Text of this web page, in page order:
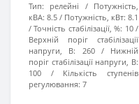
Тип: релейні
Потужність,
кВА: 8.5 Потужність, кВт: 8.1
Точність стабілізації, %: 10
Верхній поріг стабілізації
напруги, В:
260
Нижній
поріг стабілізації напруги, В:
100
Кількість ступенів
регулювання: 7